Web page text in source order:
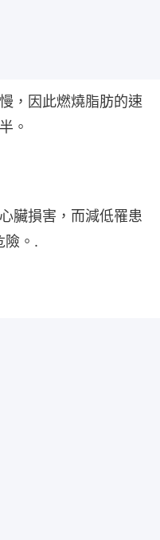
，因此燃燒脂肪的速
。
臟損害，而減低罹患
險。.